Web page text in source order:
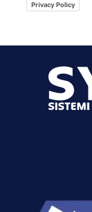
Privacy Policy